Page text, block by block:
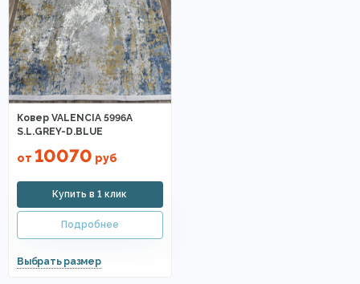
Ковер VALENCIA 5996A
S.L.GREY-D.BLUE
от 10070 руб